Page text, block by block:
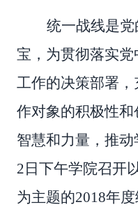
统一战线是
宝，为贯彻落实
工作的决策部署
作对象的积极性
智慧和力量，推
2日下午学院召开
为主题的2018年